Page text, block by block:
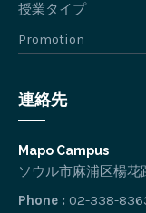
授業タイプ
Promotion
連絡先
Mapo Campus
ソウル市麻浦区楊
Phone : 02-338-